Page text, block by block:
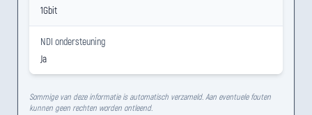
1Gbit
NDI ondersteuning
Ja
Sommige van deze informatie is automatisch verzameld. Aan eventuele fouten
kunnen geen rechten worden ontleend.